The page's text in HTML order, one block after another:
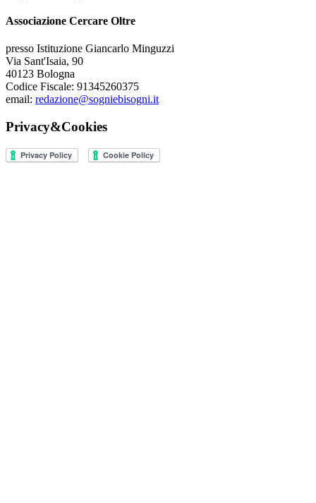
Associazione Cercare Oltre
presso Istituzione Giancarlo Minguzzi
Via Sant'Isaia, 90
40123 Bologna
Codice Fiscale: 91345260375
email: redazione@sogniebisogni.it
Privacy&Cookies